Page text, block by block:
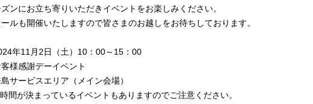
ンにお立ち寄りいただきイベントをお楽しみください。
ルも開催いたしますので皆さまのお越しをお待ちしております。
年11月2日（土）10：00～15：00
デーイベント
エリア（メイン会場）
ているイベントもありますのでご注意ください。